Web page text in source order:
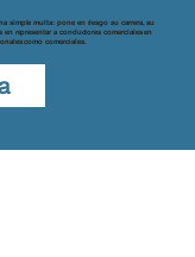
simple multa: pone en riesgo su carrera, su
representar a conductores comerciales en
como comerciales.